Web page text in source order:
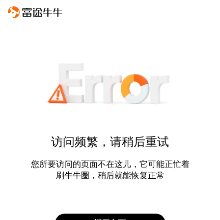
访问频繁，请稍后重试
您所要访问的页面不在这儿，它可能正忙着
刷牛牛圈，稍后就能恢复正常